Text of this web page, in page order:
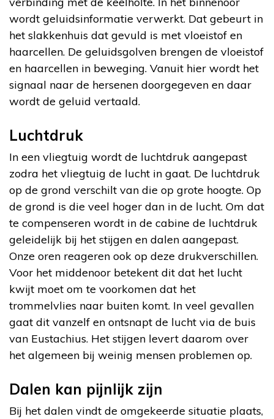
wordt geluidsinformatie verwerkt. Dat gebeurt in
het slakkenhuis dat gevuld is met vloeistof en
haarcellen. De geluidsgolven brengen de vloeistof
en haarcellen in beweging. Vanuit hier wordt het
signaal naar de hersenen doorgegeven en daar
wordt de geluid vertaald.
Luchtdruk
In een vliegtuig wordt de luchtdruk aangepast
zodra het vliegtuig de lucht in gaat. De luchtdruk
op de grond verschilt van die op grote hoogte. Op
de grond is die veel hoger dan in de lucht. Om dat
te compenseren wordt in de cabine de luchtdruk
geleidelijk bij het stijgen en dalen aangepast.
Onze oren reageren ook op deze drukverschillen.
Voor het middenoor betekent dit dat het lucht
kwijt moet om te voorkomen dat het
trommelvlies naar buiten komt. In veel gevallen
gaat dit vanzelf en ontsnapt de lucht via de buis
van Eustachius. Het stijgen levert daarom over
het algemeen bij weinig mensen problemen op.
Dalen kan pijnlijk zijn
Bij het dalen vindt de omgekeerde situatie plaats,